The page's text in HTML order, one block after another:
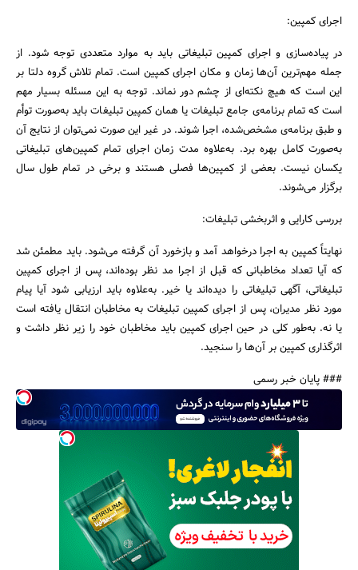
اجرای کمپین:
در پیاده‌سازی و اجرای کمپین تبلیغاتی باید به موارد متعددی توجه شود. از
جمله مهم‌ترین آن‌ها زمان و مکان اجرای کمپین است. تمام تلاش گروه دلتا بر
این است که هیچ نکته‌ای از چشم دور نماند. توجه به این مسئله بسیار مهم
است که تمام برنامه‌ی جامع تبلیغات یا همان کمپین تبلیغات باید به‌صورت توأم
و طبق برنامه‌ی مشخص‌شده، اجرا شوند. در غیر این صورت نمی‌توان از نتایج آن
به‌صورت کامل بهره برد. به‌علاوه مدت زمان اجرای تمام کمپین‌های تبلیغاتی
یکسان نیست. بعضی از کمپین‌ها فصلی هستند و برخی در تمام طول سال
برگزار می‌شوند.
بررسی کارایی و اثربخشی تبلیغات:
نهایتاً کمپین به اجرا درخواهد آمد و بازخورد آن گرفته می‌شود. باید مطمئن شد
که آیا تعداد مخاطبانی که قبل از اجرا مد نظر بوده‌اند، پس از اجرای کمپین
تبلیغاتی، آگهی تبلیغاتی را دیده‌اند یا خیر. به‌علاوه باید ارزیابی شود آیا پیام
مورد نظر مدیران، پس از اجرای کمپین تبلیغات به مخاطبان انتقال یافته است
یا نه. به‌طور کلی در حین اجرای کمپین باید مخاطبان خود را زیر نظر داشت و
اثرگذاری کمپین بر آن‌ها را سنجید.
### پایان خبر رسمی